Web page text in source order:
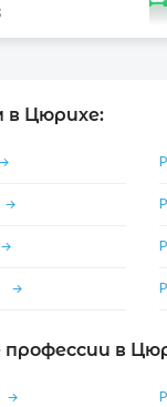
в Цюрихе:
→
→
→
→
в
→